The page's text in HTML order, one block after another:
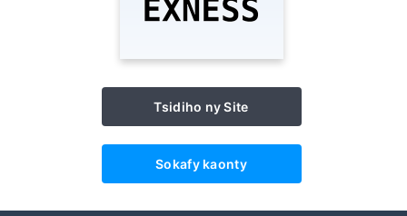
Tsidiho ny Site
Sokafy kaonty